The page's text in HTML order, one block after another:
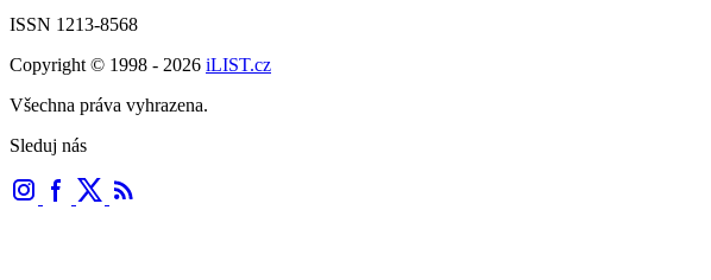
ISSN 1213-8568
Copyright © 1998 - 2026 iLIST.cz
Všechna práva vyhrazena.
Sleduj nás